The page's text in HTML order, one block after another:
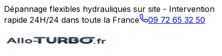
Dépannage flexibles hydrauliques sur site - Intervention
rapide 24H/24 dans toute la France
09 72 65 32 50